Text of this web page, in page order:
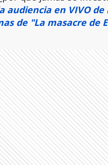
audiencia en VIVO
de "La masacre de